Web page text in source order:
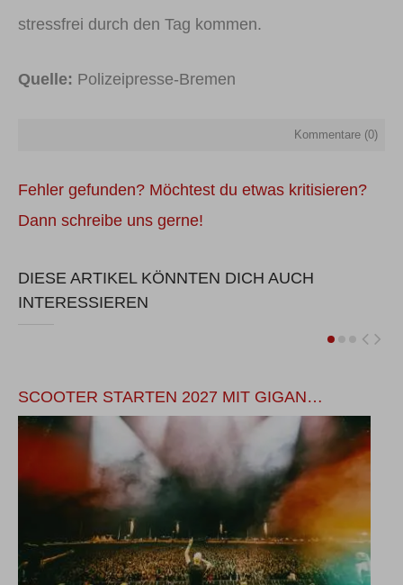
stressfrei durch den Tag kommen.
Quelle: Polizeipresse-Bremen
Kommentare (0)
Fehler gefunden? Möchtest du etwas kritisieren?
Dann schreibe uns gerne!
DIESE ARTIKEL KÖNNTEN DICH AUCH
INTERESSIEREN
SCOOTER STARTEN 2027 MIT GIGAN…